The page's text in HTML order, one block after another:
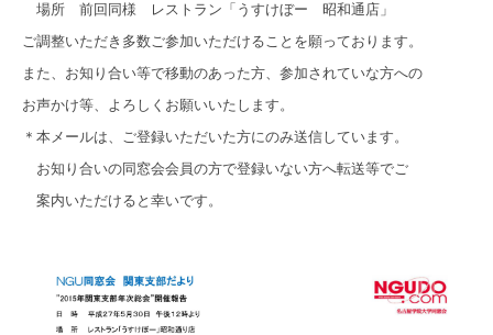
場所 前回同様 レストラン「うすけぼー 昭和通店」
ご調整いただき多数ご参加いただけることを願っております。
また、お知り合い等で移動のあった方、参加されていな方への
お声かけ等、よろしくお願いいたします。
＊本メールは、ご登録いただいた方にのみ送信しています。
お知り合いの同窓会会員の方で登録いない方へ転送等でご
案内いただけると幸いです。